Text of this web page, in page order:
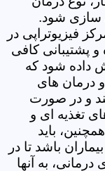
سازی شود.
فیزیوتراپی در
و پشتیبانی کافی
داده شود که
درمان های
و در صورت
تغذیه ای و
باید
باشد تا در
به آنها